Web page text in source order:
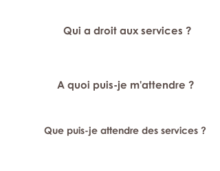
Qui a droit aux services ?
A quoi puis-je m'attendre ?
Que puis-je attendre des services ?